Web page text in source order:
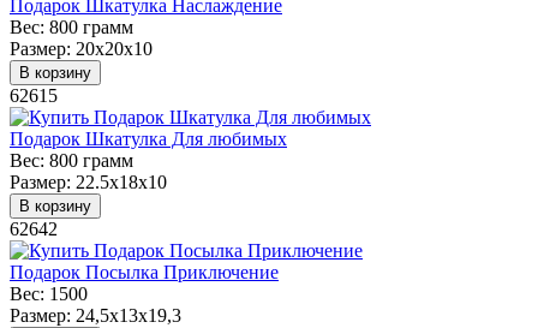
Подарок Шкатулка Наслаждение
Вес: 800 грамм
Размер: 20х20х10
В корзину
62615
Подарок Шкатулка Для любимых
Вес: 800 грамм
Размер: 22.5x18x10
В корзину
62642
Подарок Посылка Приключение
Вес: 1500
Размер: 24,5x13x19,3